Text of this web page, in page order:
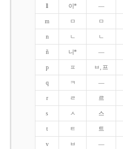
ll 이* ―
m ㅁ ㅁ
n ㄴ ㄴ
ñ 니* ―
p ㅍ ㅂ, 프
q ㅋ ―
r ㄹ 르
s ㅅ 스
t ㅌ 트
v ㅂ ―